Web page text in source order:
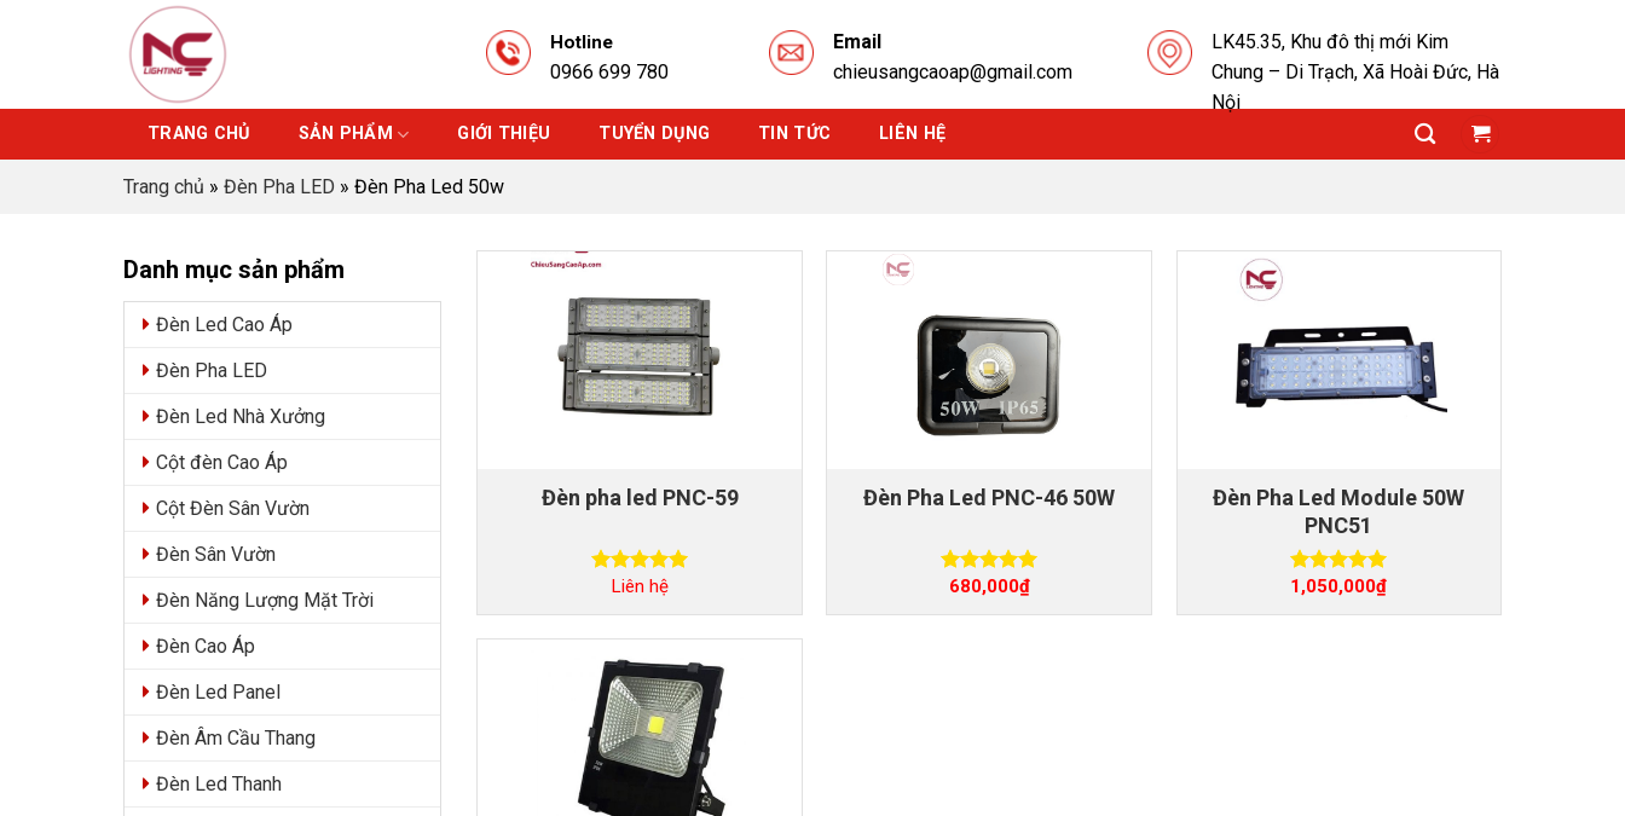
Hotline
0966 699 780
Email
chieusangcaoap@gmail.com
LK45.35, Khu đô thị mới Kim
Chung – Di Trạch, Xã Hoài Đức, Hà
Nội
TRANG CHỦ SẢN PHẨM GIỚI THIỆU TUYỂN DỤNG TIN TỨC LIÊN HỆ
Trang chủ » Đèn Pha LED » Đèn Pha Led 50w
Danh mục sản phẩm
Đèn Led Cao Áp
Đèn Pha LED
Đèn Led Nhà Xưởng
Cột đèn Cao Áp
Cột Đèn Sân Vườn
Đèn Sân Vườn
Đèn Năng Lượng Mặt Trời
Đèn Cao Áp
Đèn Led Panel
Đèn Âm Cầu Thang
Đèn Led Thanh
Đèn pha led PNC-59
Được xếp
Liên hệ
Đèn Pha Led PNC-46 50W
Được xếp
680,000₫
Đèn Pha Led Module 50W
PNC51
Được xếp
1,050,000₫